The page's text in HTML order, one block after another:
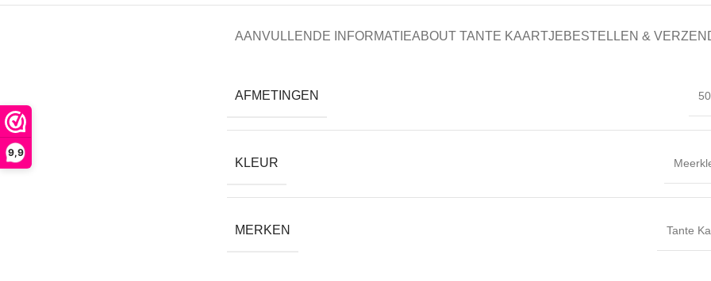
9,9
AANVULLENDE INFORMATIEABOUT TANTE KAARTJEBESTELLEN &
AFMETINGEN
KLEUR
MERKEN Tante